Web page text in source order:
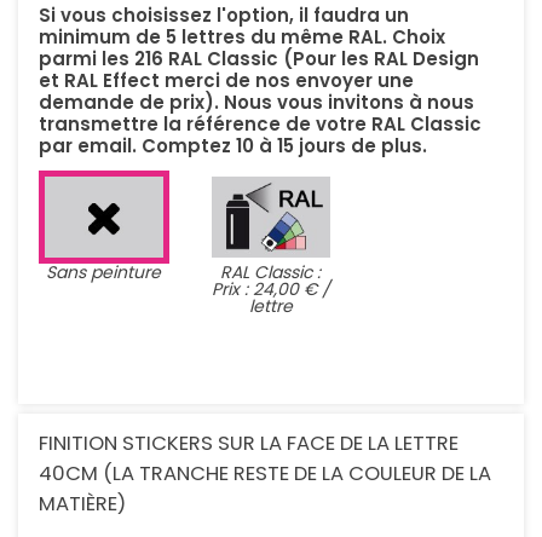
Si vous choisissez l'option, il faudra un
minimum de 5 lettres du même RAL. Choix
parmi les 216 RAL Classic (Pour les RAL Design
et RAL Effect merci de nos envoyer une
demande de prix). Nous vous invitons à nous
transmettre la référence de votre RAL Classic
par email. Comptez 10 à 15 jours de plus.
Sans peinture RAL Classic :
Prix : 24,00 € /
lettre
FINITION STICKERS SUR LA FACE DE LA LETTRE
40CM (LA TRANCHE RESTE DE LA COULEUR DE LA
MATIÈRE)